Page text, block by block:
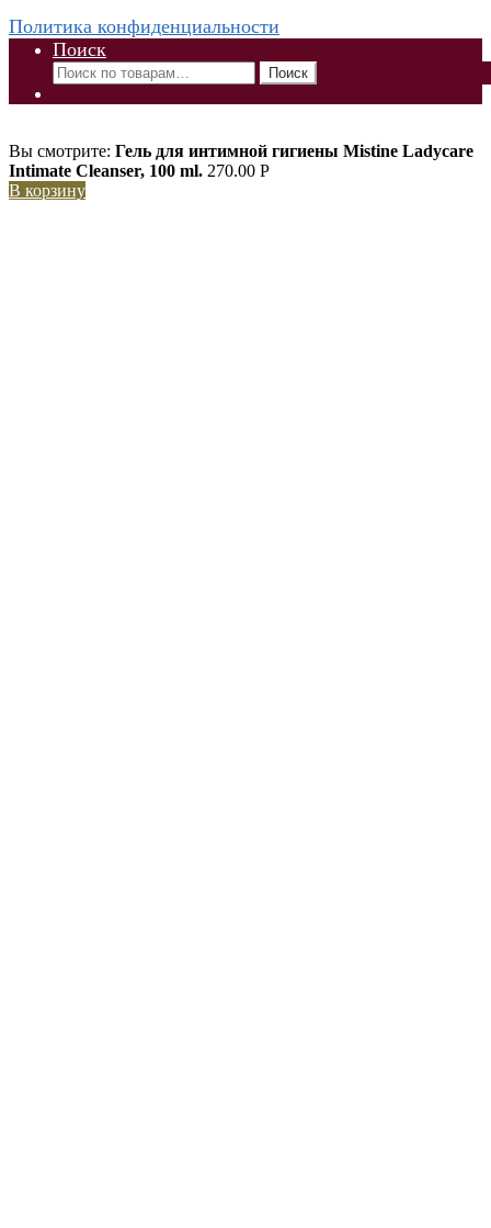
Политика конфиденциальности
Поиск
Искать: Поиск
Вы смотрите: Гель для интимной гигиены Mistine Ladycare
Intimate Cleanser, 100 ml. 270.00 Р
В корзину